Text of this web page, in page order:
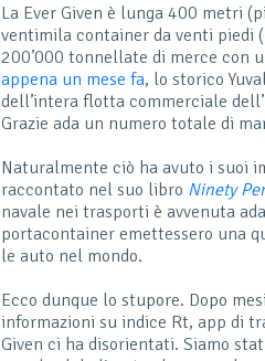
La Ever Given è lunga 400 metri
ventimila container da venti piedi
200’000 tonnellate di merce con
appena un mese fa, lo storico
dell’intera flotta commerciale
Grazie ada un numero totale di
Naturalmente ciò ha avuto i suoi
raccontato nel suo libro Ninety
navale nei trasporti è avvenuta
portacontainer emettessero una
le auto nel mondo.
Ecco dunque lo stupore. Dopo
informazioni su indice Rt, app di
Given ci ha disorientati. Siamo